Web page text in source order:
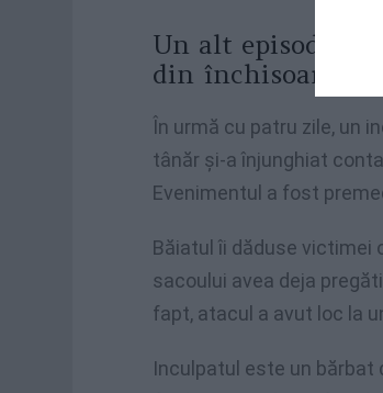
Un alt episod
din închisoare”.
În urmă cu patru zile, un
tânăr și-a înjunghiat
Evenimentul a fost
Băiatul îi dăduse victimei
sacoului avea deja
fapt, atacul a avut loc la
Inculpatul este un bărbat